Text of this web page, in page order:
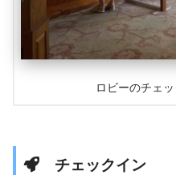
ロビーのチェ
チェックイン